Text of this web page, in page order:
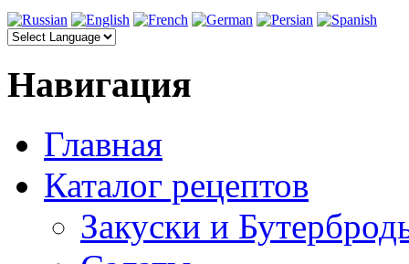
Навигация
Главная
Каталог рецептов
Закуски и